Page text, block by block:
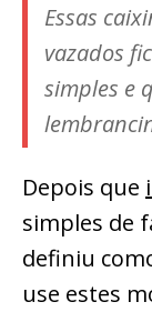
Essas
vazados
simples e
Depois que
simples de
definiu
use estes